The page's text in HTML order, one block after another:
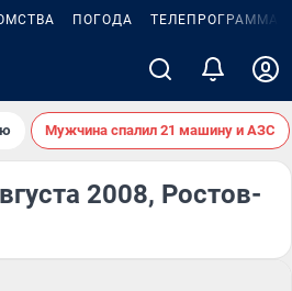
ПОГОДА ТЕЛЕПРОГРАММА
Мужчина спалил 21 машину и АЗС
2008, Ростов-